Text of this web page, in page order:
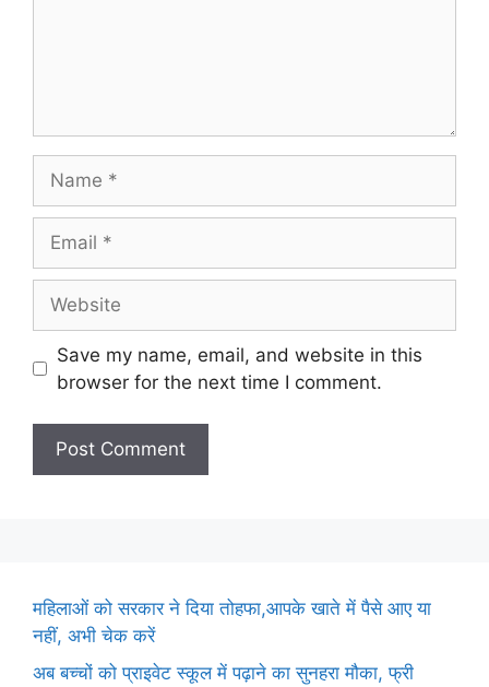
Save my name, email, and website in this
browser for the next time I comment.
महिलाओं को सरकार ने दिया तोहफा,आपके खाते में पैसे आए या
नहीं, अभी चेक करें
अब बच्चों को प्राइवेट स्कूल में पढ़ाने का सुनहरा मौका, फ्री